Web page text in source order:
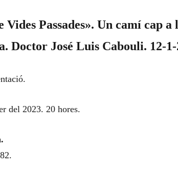
Vides Passades». Un camí cap a
Doctor José Luis Cabouli. 12-1-
del 2023. 20 hores.